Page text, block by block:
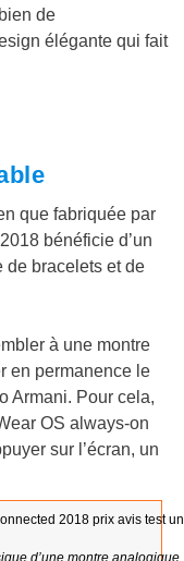
de
élégante qui fait
que fabriquée par
bénéficie d’un
de bracelets et de
à une montre
en permanence le
Armani. Pour cela,
OS always-on
sur l’écran, un
d’une montre analogique